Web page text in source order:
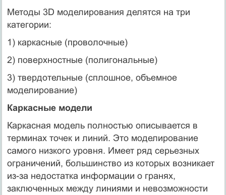
Методы 3D моделирования делятся на три
категории:
1) каркасные (проволочные)
2) поверхностные (полигональные)
3) твердотельные (сплошное, объемное
моделирование)
Каркасные модели
Каркасная модель полностью описывается в
терминах точек и линий. Это моделирование
самого низкого уровня. Имеет ряд серьезных
ограничений, большинство из которых возникает
из-за недостатка информации о гранях,
заключенных между линиями и невозможности